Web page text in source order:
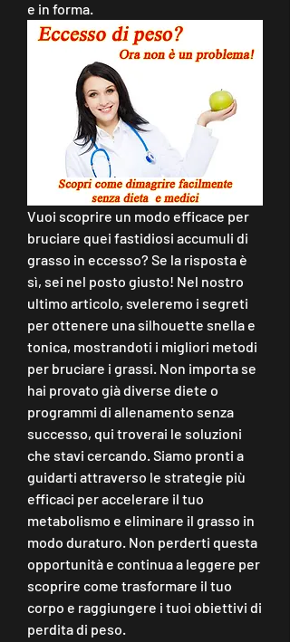
e in forma.
Vuoi scoprire un modo efficace per
bruciare quei fastidiosi accumuli di
grasso in eccesso? Se la risposta è
sì, sei nel posto giusto! Nel nostro
ultimo articolo, sveleremo i segreti
per ottenere una silhouette snella e
tonica, mostrandoti i migliori metodi
per bruciare i grassi. Non importa se
hai provato già diverse diete o
programmi di allenamento senza
successo, qui troverai le soluzioni
che stavi cercando. Siamo pronti a
guidarti attraverso le strategie più
efficaci per accelerare il tuo
metabolismo e eliminare il grasso in
modo duraturo. Non perderti questa
opportunità e continua a leggere per
scoprire come trasformare il tuo
corpo e raggiungere i tuoi obiettivi di
perdita di peso.